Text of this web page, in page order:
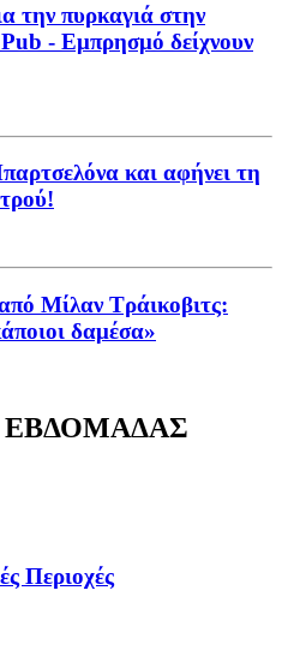
την πυρκαγιά στην
- Εμπρησμό δείχνουν
και αφήνει τη
Μίλαν Τράικοβιτς:
δαμέσα»
ΕΒΔΟΜΑΔΑΣ
Περιοχές